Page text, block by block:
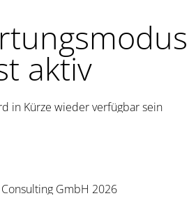
aktiv
in Kürze wieder verfügbar sein
GmbH 2026